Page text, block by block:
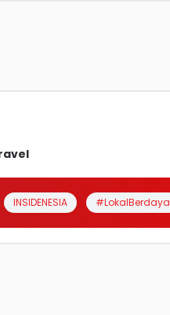
INSIDENESIA #LokalBerdaya